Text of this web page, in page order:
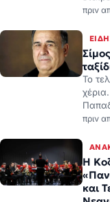
Το
πριν
Η
και
Η